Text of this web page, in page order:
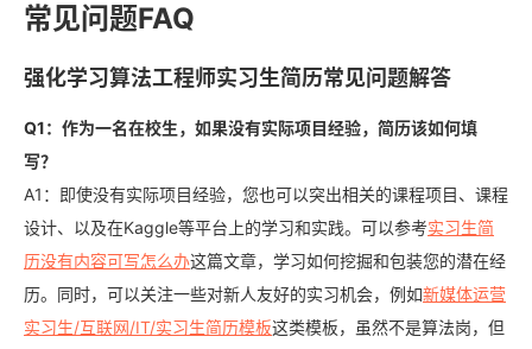
常见问题FAQ
强化学习算法工程师实习生简历常见问题解答
Q1：作为一名在校生，如果没有实际项目经验，简历该如何填
写？
A1：即使没有实际项目经验，您也可以突出相关的课程项目、课程
设计、以及在Kaggle等平台上的学习和实践。可以参考实习生简
历没有内容可写怎么办这篇文章，学习如何挖掘和包装您的潜在经
历。同时，可以关注一些对新人友好的实习机会，例如新媒体运营
实习生/互联网/IT/实习生简历模板这类模板，虽然不是算法岗，但